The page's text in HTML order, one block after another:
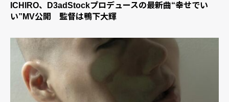
ICHIRO、D3adStockプロデュースの最新曲“幸せでい
い”MV公開 監督は鴨下大輝